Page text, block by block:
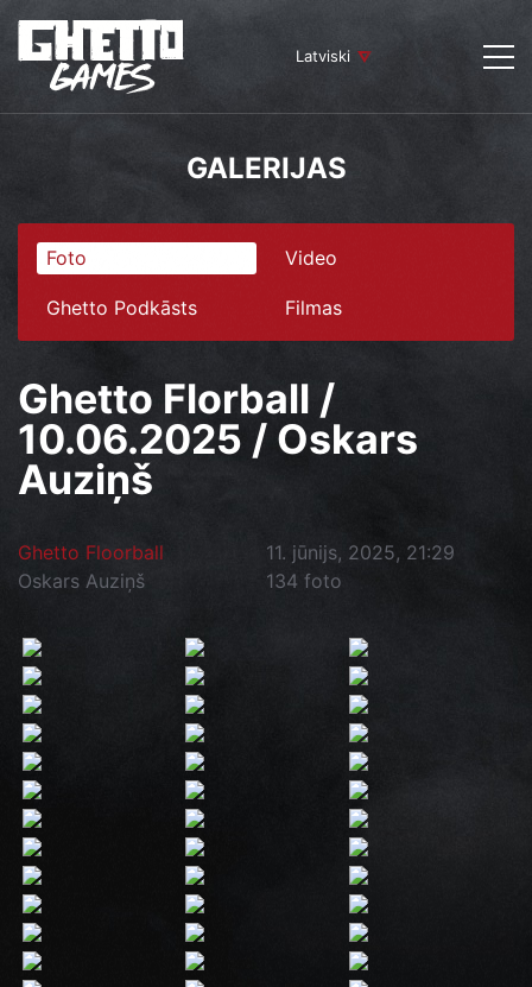
Latviski
GALERIJAS
Foto Video
Ghetto Podkāsts Filmas
Ghetto Florball /
10.06.2025 / Oskars
Auziņš
Ghetto Floorball
11. jūnijs, 2025, 21:29
Oskars Auziņš
134 foto